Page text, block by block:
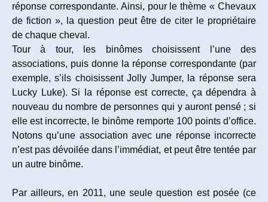
réponse correspondante. Ainsi, pour le thème « Chevaux
de fiction », la question peut être de citer le propriétaire
de chaque cheval.
Tour à tour, les binômes choisissent l’une des
associations, puis donne la réponse correspondante (par
exemple, s’ils choisissent Jolly Jumper, la réponse sera
Lucky Luke). Si la réponse est correcte, ça dépendra à
nouveau du nombre de personnes qui y auront pensé ; si
elle est incorrecte, le binôme remporte 100 points d’office.
Notons qu’une association avec une réponse incorrecte
n’est pas dévoilée dans l’immédiat, et peut être tentée par
un autre binôme.
Par ailleurs, en 2011, une seule question est posée (ce